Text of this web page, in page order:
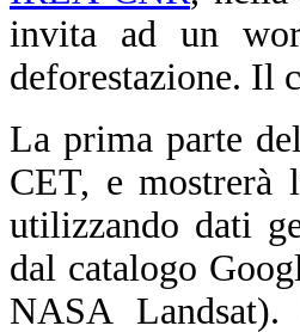
invita ad un
deforestazione. Il
La prima parte
CET, e
utilizzando dati
dal catalogo
NASA Landsat).